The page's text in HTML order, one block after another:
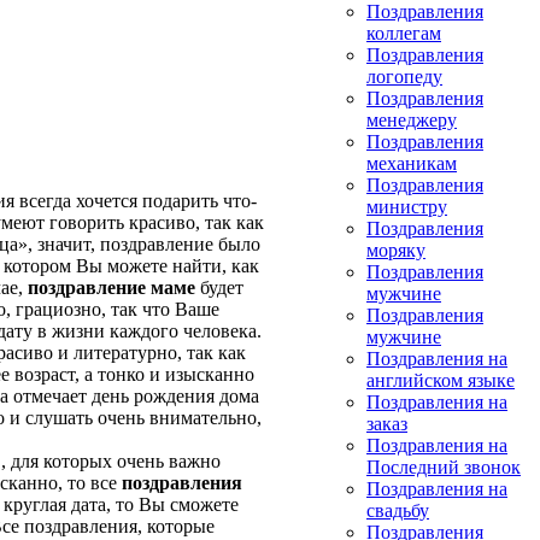
хочется подарить что-
говорить красиво, так как
значит, поздравление было
Вы можете найти, как
поздравление маме будет
грациозно, так что Ваше
в жизни каждого человека.
и литературно, так как
возраст, а тонко и изысканно
отмечает день рождения дома
и слушать очень внимательно,
для которых очень важно
то все поздравления
дата, то Вы сможете
поздравления, которые
Поздравления
коллегам
Поздравления
логопеду
Поздравления
менеджеру
Поздравления
механикам
Поздравления
министру
Поздравления
моряку
Поздравления
мужчине
Поздравления
мужчине
Поздравления на
английском языке
Поздравления на
заказ
Поздравления на
Последний звонок
Поздравления на
свадьбу
Поздравления